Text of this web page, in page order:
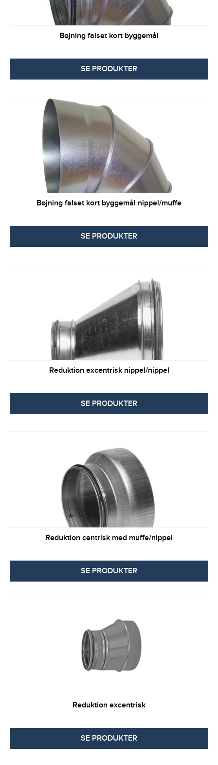
Bøjning falset kort byggemål
SE PRODUKTER
Bøjning falset kort byggemål nippel/muffe
SE PRODUKTER
Reduktion excentrisk nippel/nippel
SE PRODUKTER
Reduktion centrisk med muffe/nippel
SE PRODUKTER
Reduktion excentrisk
SE PRODUKTER